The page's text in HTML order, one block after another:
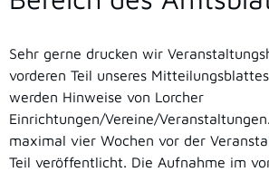
Sehr gerne drucken wir
vorderen Teil unseres
werden Hinweise von Lorcher
Einrichtungen/Vereine/
maximal vier Wochen vor der
Teil veröffentlicht. Die Aufnahme im